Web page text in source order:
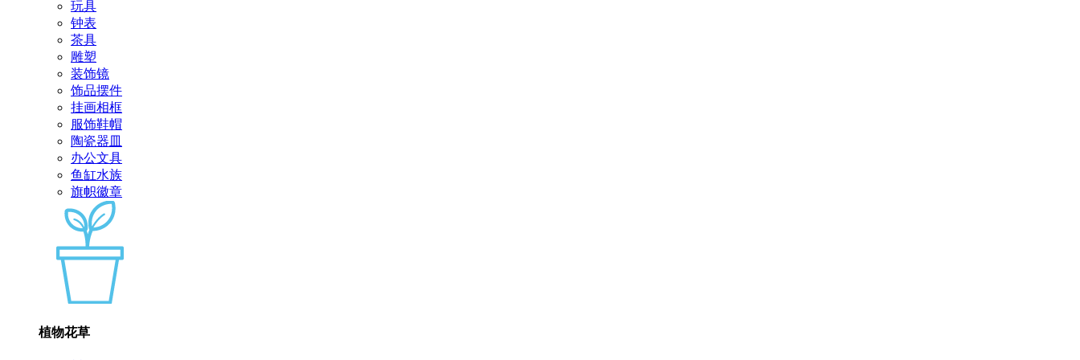
玩具
钟表
茶具
雕塑
装饰镜
饰品摆件
挂画相框
服饰鞋帽
陶瓷器皿
办公文具
鱼缸水族
旗帜徽章
植物花草